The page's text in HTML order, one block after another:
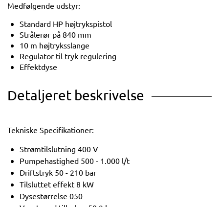
Medfølgende udstyr:
Standard HP højtrykspistol
Strålerør på 840 mm
10 m højtryksslange
Regulator til tryk regulering
Effektdyse
Detaljeret beskrivelse
Tekniske Specifikationer:
Strømtilslutning 400 V
Pumpehastighed 500 - 1.000 l/t
Driftstryk 50 - 210 bar
Tilsluttet effekt 8 kW
Dysestørrelse 050